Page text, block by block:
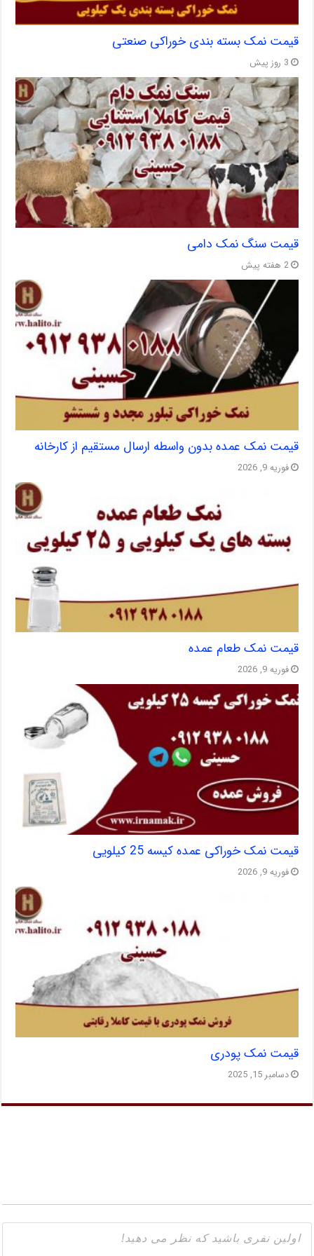
قیمت نمک بسته بندی خوراکی صنعتی
3 روز پیش
قیمت سنگ نمک دامی
2 هفته پیش
قیمت نمک عمده بدون واسطه ارسال مستقیم از کارخانه
فوریه 9, 2026
قیمت نمک طعام عمده
فوریه 9, 2026
قیمت نمک خوراکی عمده کیسه 25 کیلویی
فوریه 9, 2026
قیمت نمک پودری
دسامبر 15, 2025